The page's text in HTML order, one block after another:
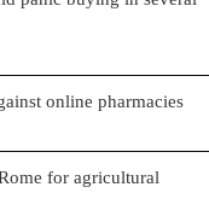
online pharmacies
for agricultural